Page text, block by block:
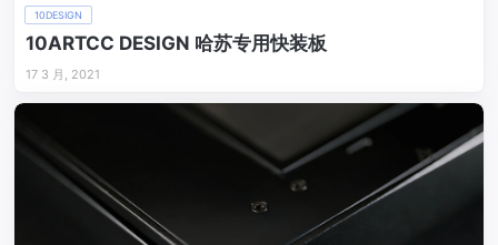
10DESIGN
10ARTCC DESIGN 哈苏专用快装板
17 3 月, 2021